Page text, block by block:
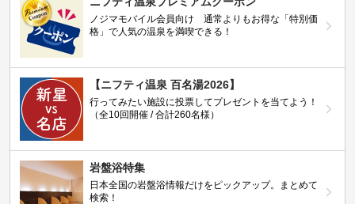
ノジマモバイル会員向け 通常よりもお得な「特別価
格」で人気の温泉を満喫できる！
【ニフティ温泉 百名湯2026】
行ってみたい施設に投票してプレゼントを当てよう！
（全10回開催 / 合計260名様）
岩盤浴特集
日本全国の岩盤浴情報だけをピックアップ。まとめて
検索！